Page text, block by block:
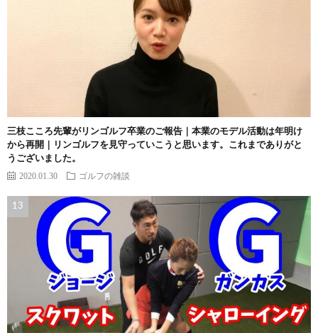
三枝こころ先輩がリンゴルフ卒業のご報告｜本業のモデル活動は年明け
から再開｜リンゴルフを見守っていこうと思います。これまでありがと
うございました。
2020.01.30 ゴルフの雑談